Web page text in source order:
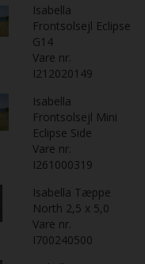
Isabella
Frontsolsejl Eclipse
G14
Vare nr.
I212020149
Isabella
Frontsolsejl Mini
Eclipse Side
Vare nr.
I261000319
Isabella Tæppe
North 2,5 x 5,0
Vare nr.
I700240500